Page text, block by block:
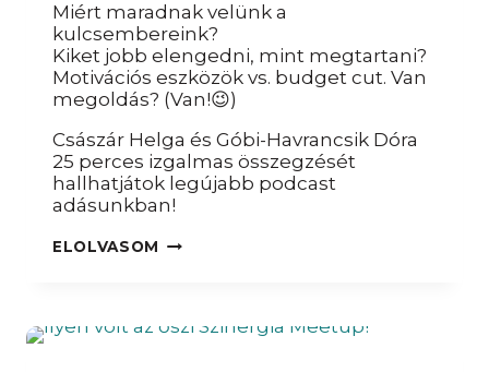
Miért maradnak velünk a
kulcsembereink?
Kiket jobb elengedni, mint megtartani?
Motivációs eszközök vs. budget cut. Van
megoldás? (Van!😉)
Császár Helga és Góbi-Havrancsik Dóra
25 perces izgalmas összegzését
hallhatjátok legújabb podcast
adásunkban!
ELOLVASOM PODCAST